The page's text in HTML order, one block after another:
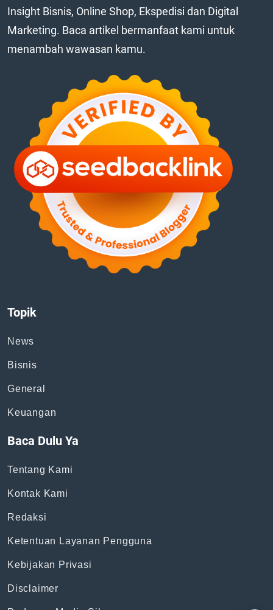
Insight Bisnis, Online Shop, Ekspedisi dan Digital
Marketing. Baca artikel bermanfaat kami untuk
menambah wawasan kamu.
Topik
News
Bisnis
General
Keuangan
Baca Dulu Ya
Tentang Kami
Kontak Kami
Redaksi
Ketentuan Layanan Pengguna
Kebijakan Privasi
Disclaimer